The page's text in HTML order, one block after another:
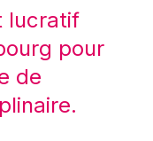
lucratif
pour
de